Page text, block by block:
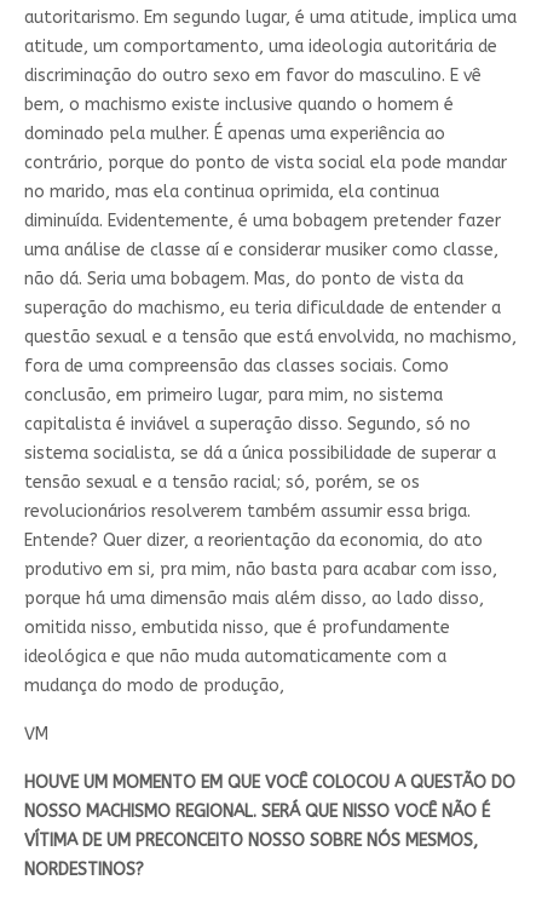
autoritarismo. Em segundo lugar, é uma atitude, implica uma
atitude, um comportamento, uma ideologia autoritária de
discriminação do outro sexo em favor do masculino. E vê
bem, o machismo existe inclusive quando o homem é
dominado pela mulher. É apenas uma experiência ao
contrário, porque do ponto de vista social ela pode mandar
no marido, mas ela continua oprimida, ela continua
diminuída. Evidentemente, é uma bobagem pretender fazer
uma análise de classe aí e considerar musiker como classe,
não dá. Seria uma bobagem. Mas, do ponto de vista da
superação do machismo, eu teria dificuldade de entender a
questão sexual e a tensão que está envolvida, no machismo,
fora de uma compreensão das classes sociais. Como
conclusão, em primeiro lugar, para mim, no sistema
capitalista é inviável a superação disso. Segundo, só no
sistema socialista, se dá a única possibilidade de superar a
tensão sexual e a tensão racial; só, porém, se os
revolucionários resolverem também assumir essa briga.
Entende? Quer dizer, a reorientação da economia, do ato
produtivo em si, pra mim, não basta para acabar com isso,
porque há uma dimensão mais além disso, ao lado disso,
omitida nisso, embutida nisso, que é profundamente
ideológica e que não muda automaticamente com a
mudança do modo de produção,
VM
HOUVE UM MOMENTO EM QUE VOCÊ COLOCOU A QUESTÃO DO
NOSSO MACHISMO REGIONAL. SERÁ QUE NISSO VOCÊ NÃO É
VÍTIMA DE UM PRECONCEITO NOSSO SOBRE NÓS MESMOS,
NORDESTINOS?